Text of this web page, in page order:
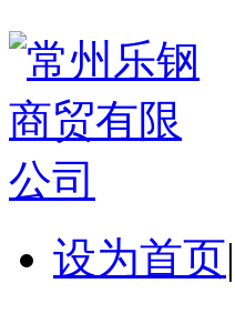
设为首页|